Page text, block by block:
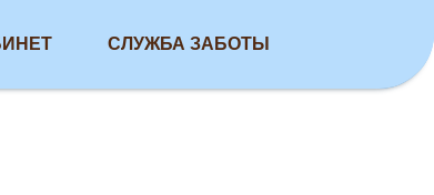
СЛУЖБА ЗАБОТЫ